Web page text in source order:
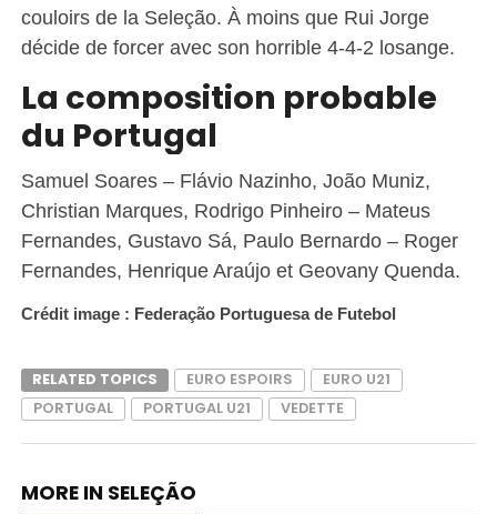
couloirs de la Seleção. À moins que Rui Jorge
décide de forcer avec son horrible 4-4-2 losange.
La composition probable
du Portugal
Samuel Soares – Flávio Nazinho, João Muniz,
Christian Marques, Rodrigo Pinheiro – Mateus
Fernandes, Gustavo Sá, Paulo Bernardo – Roger
Fernandes, Henrique Araújo et Geovany Quenda.
Crédit image : Federação Portuguesa de Futebol
RELATED TOPICS EURO ESPOIRS
EURO U21
PORTUGAL
PORTUGAL U21 VEDETTE
MORE IN SELEÇÃO